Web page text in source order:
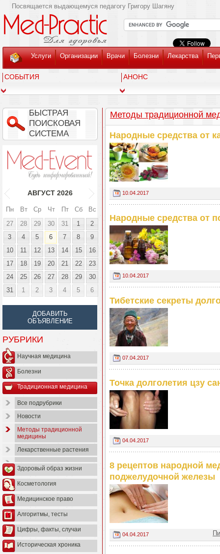
Посвящается выдающемуся педагогу Григору Шагяну
Услуги Организации Врачи Болезни Лекарства
СОБЫТИЯ АНОНС
БЫСТРАЯ
ПОИСКОВАЯ
СИСТЕМА
АВГУСТ 2026
Пн Вт Ср Чт Пт Сб
Вс
27
28 29 30 31 1
2
3
4 5 6 7 8
9
10
11 12 13 14 15
16
17
18 19 20 21 22
23
24
25 26 27 28 29
30
31
1 2 3 4 5 6
ДОБАВИТЬ
ОБЪЯВЛЕНИЕ
РУБРИКИ
Научная медицина
Болезни
Традиционная медицина
Все подрубрики
Новости
Методы традиционной
медицины
Лекарственные растения
Здоровый образ жизни
Косметология
Медицинское право
Алгоритмы, тесты
Цифры, факты, случаи
Историческая хроника
Методы традиционной
Народные средства от
10.04.2017
Народные средства от
10.04.2017
Тибетские секреты
07.04.2017
Точка долголетия цзу
04.04.2017
8 рецептов народной
поджелудочной железы
04.04.2017